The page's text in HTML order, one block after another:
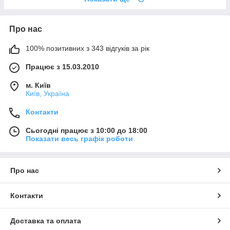
Про нас
100% позитивних з 343 відгуків за рік
Працює з 15.03.2010
м. Київ
Київ, Україна
Контакти
Сьогодні працює з 10:00 до 18:00
Показати весь графік роботи
Про нас
Контакти
Доставка та оплата